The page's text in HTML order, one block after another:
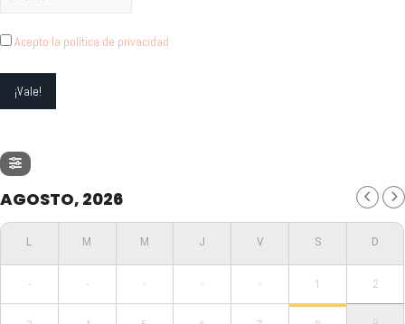
Acepto la política de privacidad
AGOSTO, 2026
- - - - - 1 2